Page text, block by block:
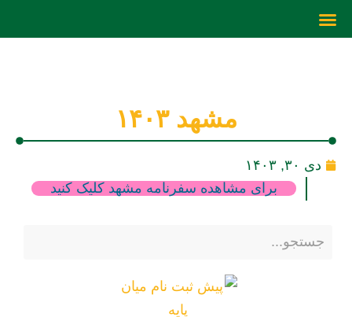
مشهد ۱۴۰۳
دی ۳۰, ۱۴۰۳
برای مشاهده سفرنامه مشهد کلیک کنید